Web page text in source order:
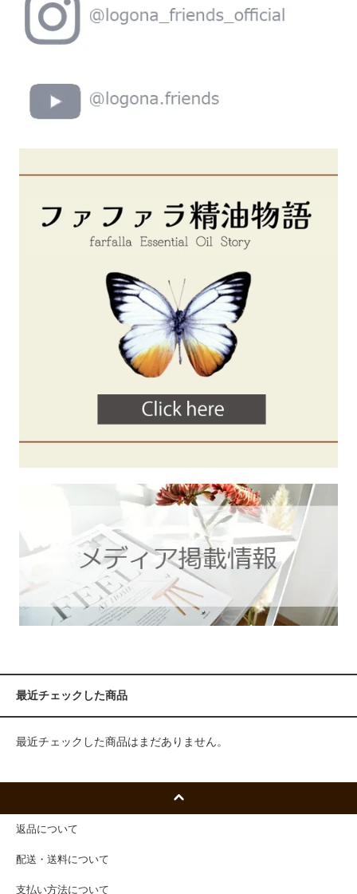
最近チェックした商品
最近チェックした商品はまだありません。
返品について
配送・送料について
支払い方法について